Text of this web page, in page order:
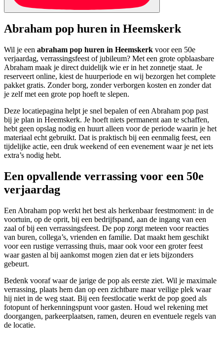
Abraham pop huren in Heemskerk
Wil je een abraham pop huren in Heemskerk voor een 50e
verjaardag, verrassingsfeest of jubileum? Met een grote opblaasbare
Abraham maak je direct duidelijk wie er in het zonnetje staat. Je
reserveert online, kiest de huurperiode en wij bezorgen het complete
pakket gratis. Zonder borg, zonder verborgen kosten en zonder dat
je zelf met een grote pop hoeft te slepen.
Deze locatiepagina helpt je snel bepalen of een Abraham pop past
bij je plan in Heemskerk. Je hoeft niets permanent aan te schaffen,
hebt geen opslag nodig en huurt alleen voor de periode waarin je het
materiaal echt gebruikt. Dat is praktisch bij een eenmalig feest, een
tijdelijke actie, een druk weekend of een evenement waar je net iets
extra’s nodig hebt.
Een opvallende verrassing voor een 50e
verjaardag
Een Abraham pop werkt het best als herkenbaar feestmoment: in de
voortuin, op de oprit, bij een bedrijfspand, aan de ingang van een
zaal of bij een verrassingsfeest. De pop zorgt meteen voor reacties
van buren, collega’s, vrienden en familie. Dat maakt hem geschikt
voor een rustige verrassing thuis, maar ook voor een groter feest
waar gasten al bij aankomst mogen zien dat er iets bijzonders
gebeurt.
Bedenk vooraf waar de jarige de pop als eerste ziet. Wil je maximale
verrassing, plaats hem dan op een zichtbare maar veilige plek waar
hij niet in de weg staat. Bij een feestlocatie werkt de pop goed als
fotopunt of herkenningspunt voor gasten. Houd wel rekening met
doorgangen, parkeerplaatsen, ramen, deuren en eventuele regels van
de locatie.